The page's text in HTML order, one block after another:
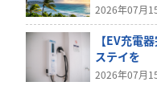
2026年07月
【EV充電
ステイを
2026年07月